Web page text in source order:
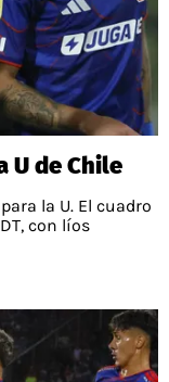
U de Chile
la U. El cuadro
con líos